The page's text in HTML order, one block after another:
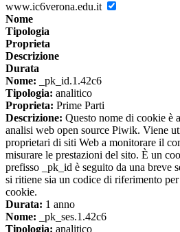
www.ic6verona.edu.it
Nome
Tipologia
Proprieta
Descrizione
Durata
Nome: _pk_id.1.42c6
Tipologia: analitico
Proprieta: Prime Parti
Descrizione: Questo nome di cookie è
analisi web open source Piwik. Viene
proprietari di siti Web a monitorare il
misurare le prestazioni del sito. È un
prefisso _pk_id è seguito da una breve
si ritiene sia un codice di riferimento
cookie.
Durata: 1 anno
Nome: _pk_ses.1.42c6
Tipologia: analitico